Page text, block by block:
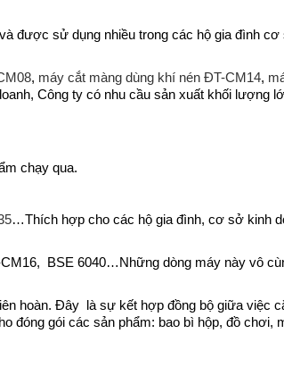
được sử dụng nhiều trong các hộ gia đình
, máy cắt màng dùng khí nén ĐT-CM14,
Công ty có nhu cầu sản xuất khối lượng
chạy qua.
…Thích hợp cho các hộ gia đình, cơ sở kinh
BSE 6040…Những dòng máy này vô
hoàn. Đây là sự kết hợp đồng bộ giữa việc
đóng gói các sản phẩm: bao bì hộp, đồ chơi,